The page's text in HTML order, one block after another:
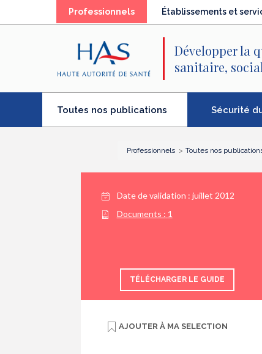
Professionnels(élémentÉtablissements et
Développer la
sanitaire,
Toutes nos publications Sécurité
Professionnels Toutes nos
Date de validation : juillet 2012
Documents : 1
TÉLÉCHARGER LE GUIDE
AJOUTER À MA SELECTION